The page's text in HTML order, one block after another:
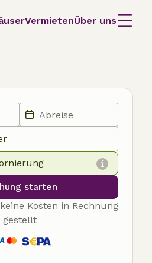
VermietenÜber uns
starten
Kosten in Rechnung
gestellt